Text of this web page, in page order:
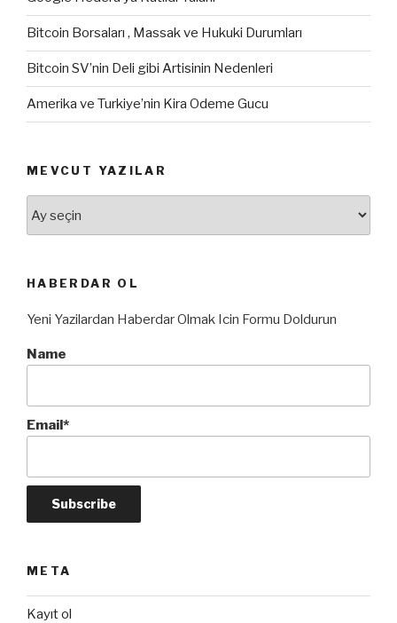
Bitcoin Borsaları , Massak ve Hukuki Durumları
Bitcoin SV’nin Deli gibi Artisinin Nedenleri
Amerika ve Turkiye’nin Kira Odeme Gucu
MEVCUT YAZILAR
Yazılar
HABERDAR OL
Yeni Yazilardan Haberdar Olmak Icin Formu Doldurun
Name
Email*
META
Kayıt ol